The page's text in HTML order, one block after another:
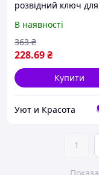
розвідний ключ для
інженерів Snap N
набір 2 шт! Товар хіт
В наявності
228.69₴
363 ₴
Купити
Уют и Красота
1